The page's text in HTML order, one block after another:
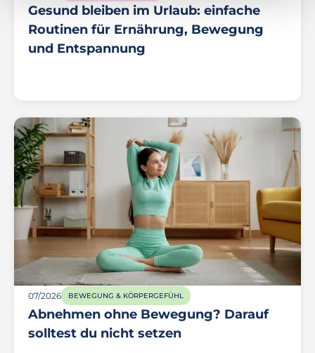
Gesund bleiben im Urlaub: einfache
Routinen für Ernährung, Bewegung
und Entspannung
07/2026 BEWEGUNG & KÖRPERGEFÜHL
Abnehmen ohne Bewegung? Darauf
solltest du nicht setzen